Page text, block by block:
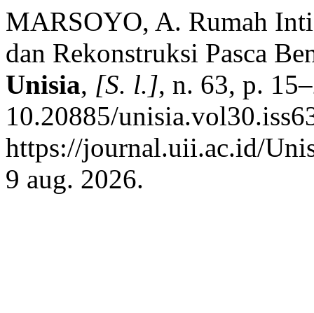
MARSOYO, A. Rumah
dan Rekonstruksi Pasca
Unisia, [S. l.], n. 63, p.
10.20885/
https://journal.uii.ac.id/
9 aug. 2026.